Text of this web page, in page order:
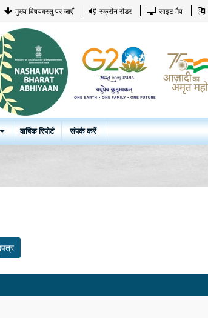
मुख्य विषयवस्तु पर जाएँ स्क्रीन रीडर साइट मैप
वार्षिक रिपोर्ट संपर्क करें